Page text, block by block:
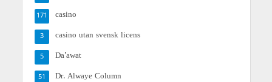
casino
171
casino utan svensk licens
3
Da'awat
5
Dr. Alwaye Column
51